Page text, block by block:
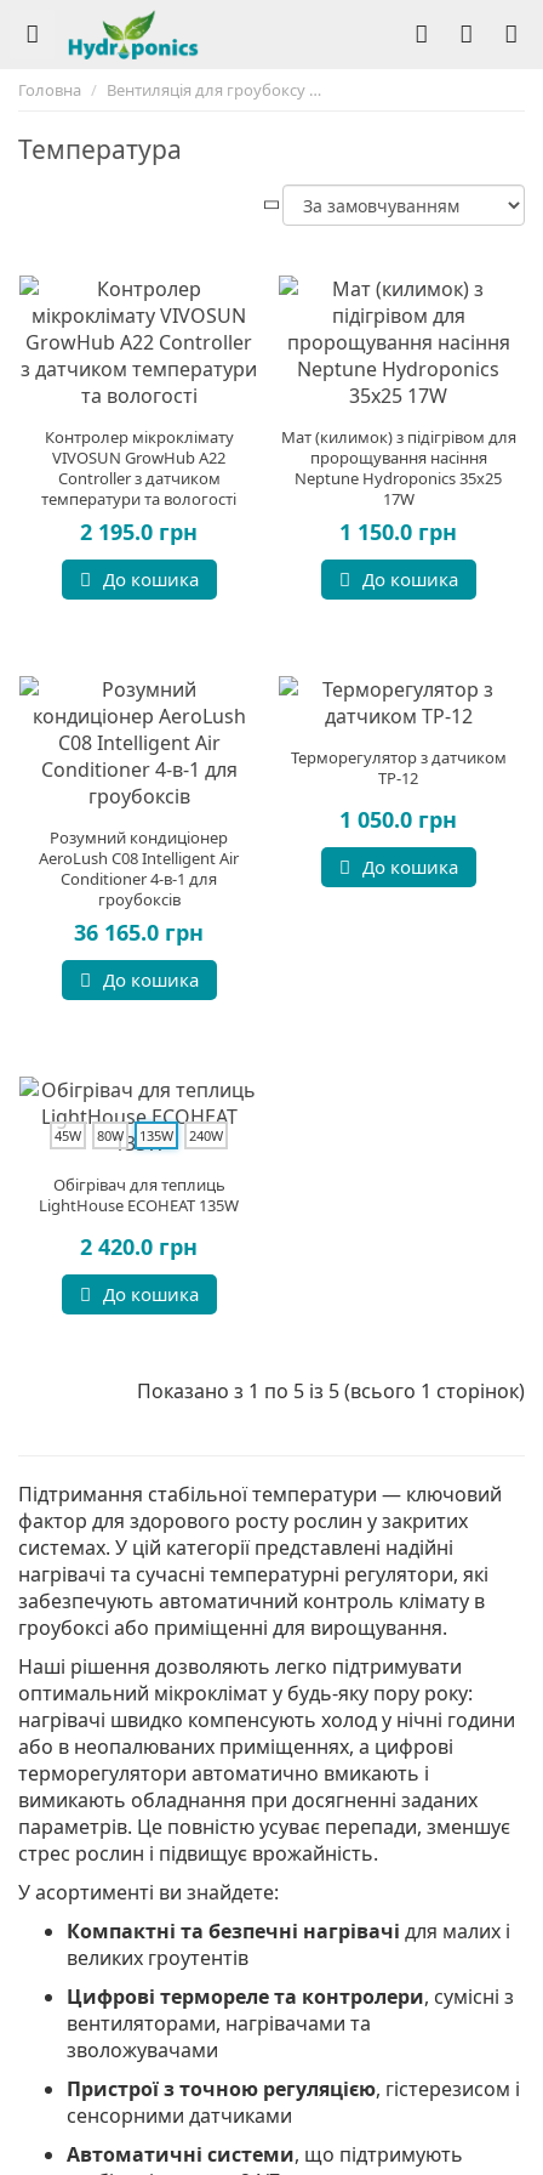
Головна Вентиляція для гроубоксу
Температура
Контролер мікроклімату
VIVOSUN GrowHub A22
Controller з датчиком
температури та вологості
2 195.0 грн
До кошика
Мат (килимок) з підігрівом для
пророщування насіння
Neptune Hydroponics 35x25
17W
1 150.0 грн
До кошика
Розумний кондиціонер
AeroLush C08 Intelligent Air
Conditioner 4-в-1 для
гроубоксів
36 165.0 грн
До кошика
Терморегулятор з датчиком
ТР-12
1 050.0 грн
До кошика
45W 80W 135W 240W
Обігрівач для теплиць
LightHouse ECOHEAT 135W
2 420.0 грн
До кошика
Показано з 1 по 5 із 5 (всього 1 сторінок)
Підтримання стабільної температури — ключовий
фактор для здорового росту рослин у закритих
системах. У цій категорії представлені надійні
нагрівачі та сучасні температурні регулятори, які
забезпечують автоматичний контроль клімату в
гроубоксі або приміщенні для вирощування.
Наші рішення дозволяють легко підтримувати
оптимальний мікроклімат у будь-яку пору року:
нагрівачі швидко компенсують холод у нічні години
або в неопалюваних приміщеннях, а цифрові
терморегулятори автоматично вмикають і
вимикають обладнання при досягненні заданих
параметрів. Це повністю усуває перепади, зменшує
стрес рослин і підвищує врожайність.
У асортименті ви знайдете:
Компактні та безпечні нагрівачі для малих і
великих гроутентів
Цифрові термореле та контролери, сумісні з
вентиляторами, нагрівачами та
зволожувачами
Пристрої з точною регуляцією, гістерезисом і
сенсорними датчиками
Автоматичні системи, що підтримують